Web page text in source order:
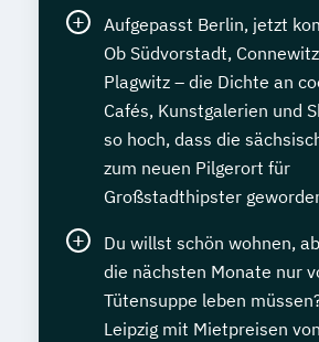
Aufgepasst Berlin, jetzt
Ob Südvorstadt,
Plagwitz – die Dichte an
Cafés, Kunstgalerien und
so hoch, dass die
zum neuen Pilgerort für
Großstadthipster
Du willst schön wohnen,
die nächsten Monate nur
Tütensuppe leben
Leipzig mit Mietpreisen von